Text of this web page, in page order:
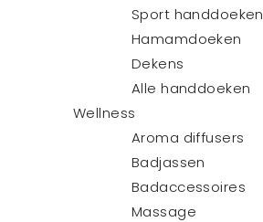
Sport handdoeken
Hamamdoeken
Dekens
Alle handdoeken
Wellness
Aroma diffusers
Badjassen
Badaccessoires
Massage